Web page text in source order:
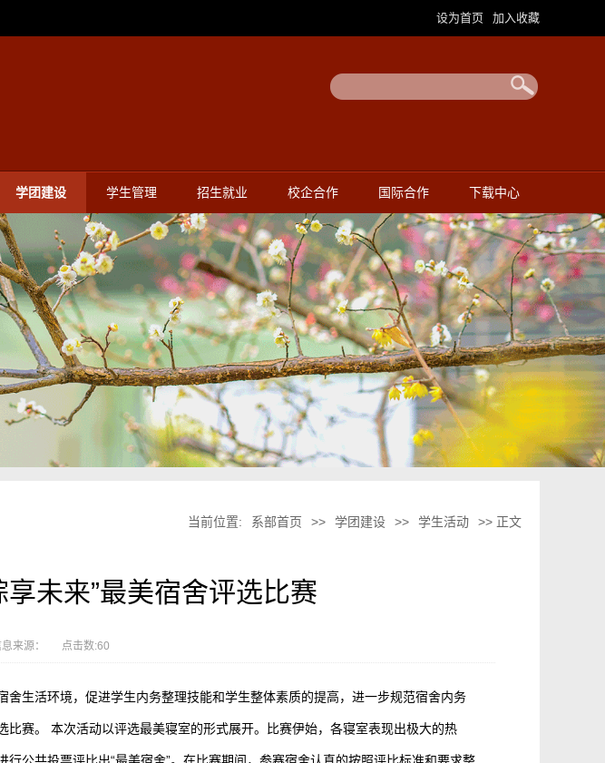
设为首页 加入收藏
学团建设 学生管理 招生就业 校企合作 国际合作 下载中心
当前位置: 系部首页 >> 学团建设 >> 学生活动 >> 正文
未来”最美宿舍评选比赛
来源： 点击数:60
生活环境，促进学生内务整理技能和学生整体素质的提高，进一步规范宿舍内务
赛。 本次活动以评选最美寝室的形式展开。比赛伊始，各寝室表现出极大的热